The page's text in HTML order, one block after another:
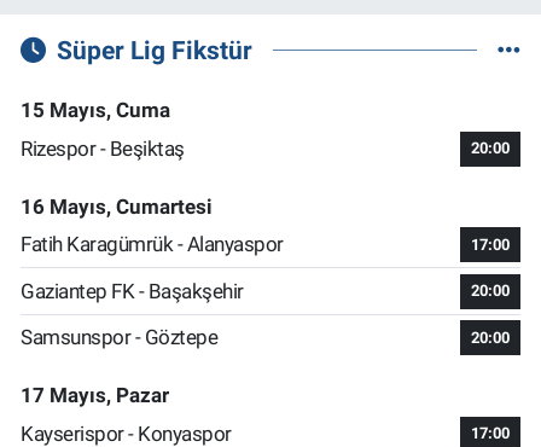
Süper Lig Fikstür
15 Mayıs, Cuma
Rizespor - Beşiktaş
20:00
16 Mayıs, Cumartesi
Fatih Karagümrük - Alanyaspor
17:00
Gaziantep FK - Başakşehir 20:00
Samsunspor - Göztepe 20:00
17 Mayıs, Pazar
Kayserispor - Konyaspor
17:00